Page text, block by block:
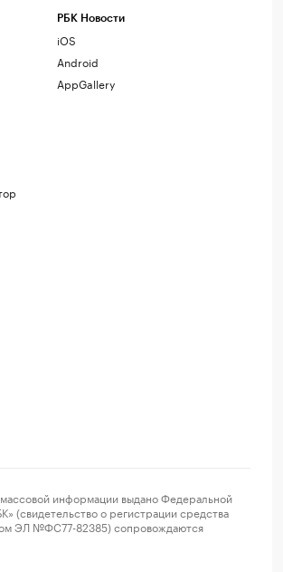
РБК Новости
iOS
Android
AppGallery
информации выдано Федеральной
(свидетельство о регистрации средства
ЭЛ №ФС77-82385) сопровождаются